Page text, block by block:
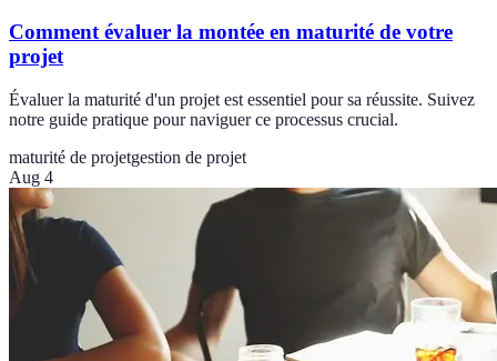
Comment évaluer la montée en maturité de votre
projet
Évaluer la maturité d'un projet est essentiel pour sa réussite. Suivez
notre guide pratique pour naviguer ce processus crucial.
maturité de projetgestion de projet
Aug 4